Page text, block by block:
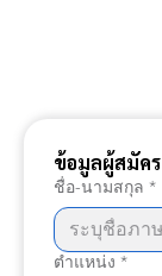
ข้อมูลผู้สมัคร
ชื่อ-นามสกุล *
ตำแหน่ง *